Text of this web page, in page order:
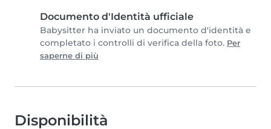
Documento d'Identità ufficiale
Babysitter ha inviato un documento d'identità e
completato i controlli di verifica della foto. Per
saperne di più
Disponibilità